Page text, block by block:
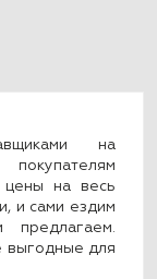
на
цены на весь
и сами ездим
выгодные для